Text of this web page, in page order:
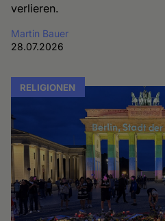
verlieren.
Martin Bauer
28.07.2026
RELIGIONEN